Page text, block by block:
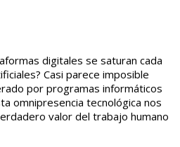
digitales se saturan cada
Casi parece imposible
por programas informáticos
omnipresencia tecnológica nos
valor del trabajo humano